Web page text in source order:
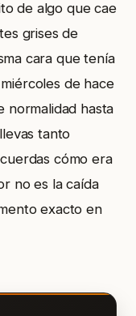
de algo que cae
grises de
cara que tenía
de hace
normalidad hasta
tanto
cómo era
no es la caída
exacto en